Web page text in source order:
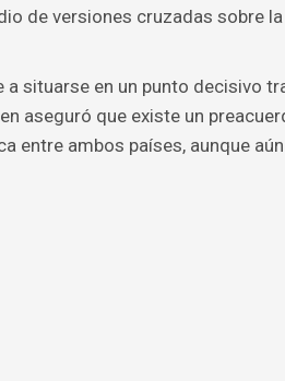
de versiones cruzadas sobre
situarse en un punto decisivo
aseguró que existe un
entre ambos países, aunque